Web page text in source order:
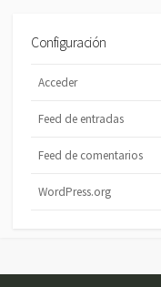
Configuración
Acceder
Feed de entradas
Feed de comentarios
WordPress.org